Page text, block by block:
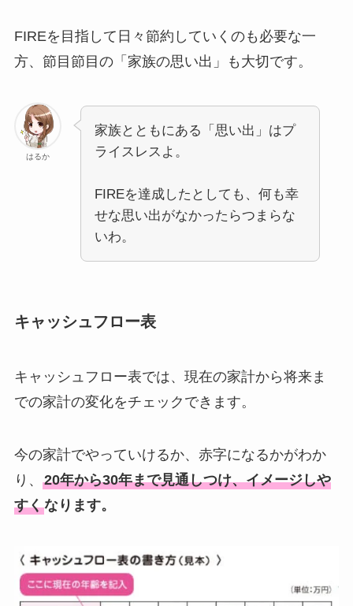
FIREを目指して日々節約していくのも必要な一
方、節目節目の「家族の思い出」も大切です。
はるか
家族とともにある「思い出」はプ
ライスレスよ。
FIREを達成したとしても、何も幸
せな思い出がなかったらつまらな
いわ。
キャッシュフロー表
キャッシュフロー表では、現在の家計から将来ま
での家計の変化をチェックできます。
今の家計でやっていけるか、赤字になるかがわか
り、 20年から30年まで見通しつけ、イメージしや
すくなります。